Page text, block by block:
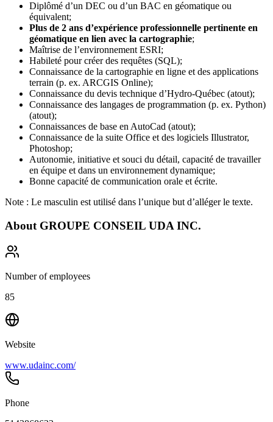
Diplômé d’un DEC ou d’un BAC en géomatique ou
équivalent;
Plus de 2 ans d’expérience professionnelle pertinente en
géomatique en lien avec la cartographie;
Maîtrise de l’environnement ESRI;
Habileté pour créer des requêtes (SQL);
Connaissance de la cartographie en ligne et des applications
terrain (p. ex. ARCGIS Online);
Connaissance du devis technique d’Hydro-Québec (atout);
Connaissance des langages de programmation (p. ex. Python)
(atout);
Connaissances de base en AutoCad (atout);
Connaissance de la suite Office et des logiciels Illustrator,
Photoshop;
Autonomie, initiative et souci du détail, capacité de travailler
en équipe et dans un environnement dynamique;
Bonne capacité de communication orale et écrite.
Note : Le masculin est utilisé dans l’unique but d’alléger le texte.
About GROUPE CONSEIL UDA INC.
Number of employees
85
Website
www.udainc.com/
Phone